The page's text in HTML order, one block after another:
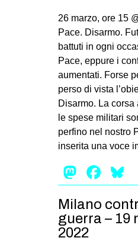
26 marzo, ore 15
Pace. Disarmo.
battuti in ogni
Pace, eppure i
aumentati. Forse
perso di vista
Disarmo. La
le spese militari
perfino nel nostro
inserita una voce
Milano
guerra – 19
2022